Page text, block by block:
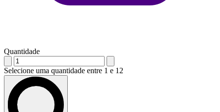
Quantidade
Selecione uma quantidade entre 1 e 12